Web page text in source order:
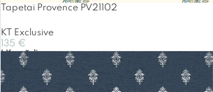
Tapetai Provence PV21102
KT Exclusive
135 €
Į Krepšelį